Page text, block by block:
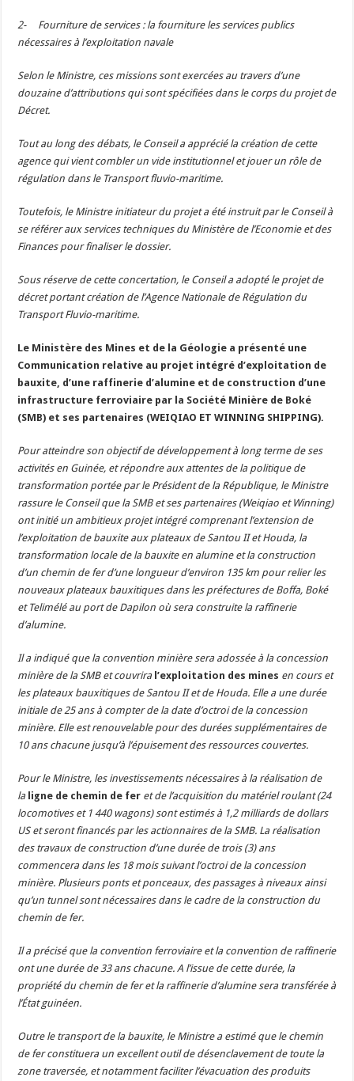
2- Fourniture de services : la fourniture les services publics
nécessaires à l’exploitation navale
Selon le Ministre, ces missions sont exercées au travers d’une
douzaine d’attributions qui sont spécifiées dans le corps du projet de
Décret.
Tout au long des débats, le Conseil a apprécié la création de cette
agence qui vient combler un vide institutionnel et jouer un rôle de
régulation dans le Transport fluvio-maritime.
Toutefois, le Ministre initiateur du projet a été instruit par le Conseil à
se référer aux services techniques du Ministère de l’Economie et des
Finances pour finaliser le dossier.
Sous réserve de cette concertation, le Conseil a adopté le projet de
décret portant création de l’Agence Nationale de Régulation du
Transport Fluvio-maritime.
Le Ministère des Mines et de la Géologie a présenté une
Communication relative au projet intégré d’exploitation de
bauxite, d’une raffinerie d’alumine et de construction d’une
infrastructure ferroviaire par la Société Minière de Boké
(SMB) et ses partenaires (WEIQIAO ET WINNING SHIPPING).
Pour atteindre son objectif de développement à long terme de ses
activités en Guinée, et répondre aux attentes de la politique de
transformation portée par le Président de la République, le Ministre
rassure le Conseil que la SMB et ses partenaires (Weiqiao et Winning)
ont initié un ambitieux projet intégré comprenant l’extension de
l’exploitation de bauxite aux plateaux de Santou II et Houda, la
transformation locale de la bauxite en alumine et la construction
d’un chemin de fer d’une longueur d’environ 135 km pour relier les
nouveaux plateaux bauxitiques dans les préfectures de Boffa, Boké
et Telimélé au port de Dapilon où sera construite la raffinerie
d’alumine.
Il a indiqué que la convention minière sera adossée à la concession
minière de la SMB et couvrira l’exploitation des mines en cours et
les plateaux bauxitiques de Santou II et de Houda. Elle a une durée
initiale de 25 ans à compter de la date d’octroi de la concession
minière. Elle est renouvelable pour des durées supplémentaires de
10 ans chacune jusqu’à l’épuisement des ressources couvertes.
Pour le Ministre, les investissements nécessaires à la réalisation de
la ligne de chemin de fer et de l’acquisition du matériel roulant (24
locomotives et 1 440 wagons) sont estimés à 1,2 milliards de dollars
US et seront financés par les actionnaires de la SMB. La réalisation
des travaux de construction d’une durée de trois (3) ans
commencera dans les 18 mois suivant l’octroi de la concession
minière. Plusieurs ponts et ponceaux, des passages à niveaux ainsi
qu’un tunnel sont nécessaires dans le cadre de la construction du
chemin de fer.
Il a précisé que la convention ferroviaire et la convention de raffinerie
ont une durée de 33 ans chacune. A l’issue de cette durée, la
propriété du chemin de fer et la raffinerie d’alumine sera transférée à
l’État guinéen.
Outre le transport de la bauxite, le Ministre a estimé que le chemin
de fer constituera un excellent outil de désenclavement de toute la
zone traversée, et notamment faciliter l’évacuation des produits